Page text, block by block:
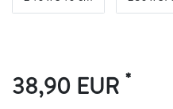
38,90 EUR *